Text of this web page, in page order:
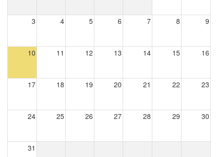
3 4 5 6 7 8 9
10 11 12 13 14 15 16
17 18 19 20 21 22 23
24 25 26 27 28 29 30
31